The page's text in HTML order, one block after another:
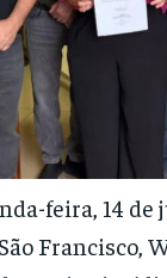
feira, 14
Francisco,